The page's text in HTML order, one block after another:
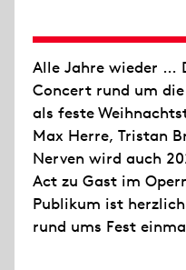
Alle Jahre wieder …
Concert rund um
als feste
Max Herre, Tristan
Nerven wird auch
Act zu Gast im
Publikum ist
rund ums Fest